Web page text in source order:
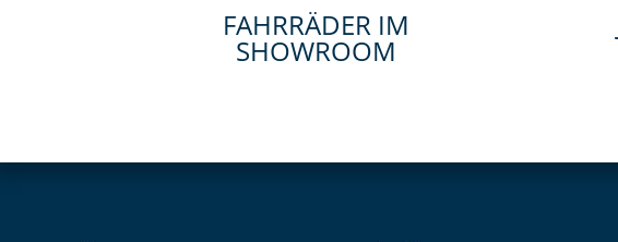
FAHRRÄDER IM
SHOWROOM